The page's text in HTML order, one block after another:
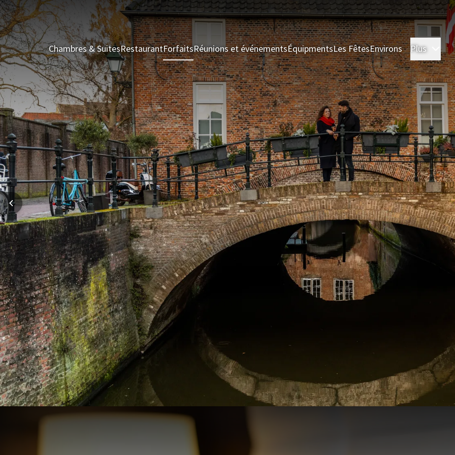
Chambres & SuitesRestaurantForfaitsRéunions et événementsÉquipmentsLes FêtesEnvirons Plus